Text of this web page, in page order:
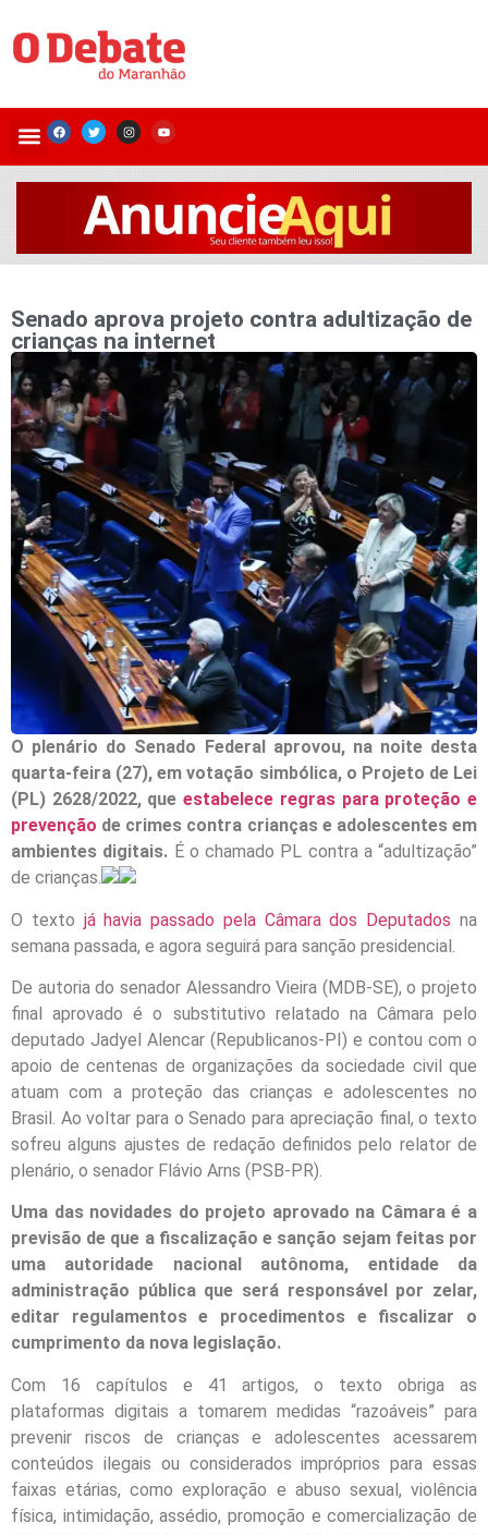
Senado aprova projeto contra adultização de
crianças na internet
O plenário do Senado Federal aprovou, na noite desta
quarta-feira (27), em votação simbólica, o Projeto de Lei
(PL) 2628/2022, queestabelece regras para proteção e
prevenção de crimes contra crianças e adolescentes em
ambientes digitais. É o chamado PL contra a “adultização”
de crianças.
O texto já havia passado pela Câmara dos Deputados na
semana passada, e agora seguirá para sanção presidencial.
De autoria do senador Alessandro Vieira (MDB-SE), o projeto
final aprovado é o substitutivo relatado na Câmara pelo
deputado Jadyel Alencar (Republicanos-PI) e contou com o
apoio de centenas de organizações da sociedade civil que
atuam com a proteção das crianças e adolescentes no
Brasil. Ao voltar para o Senado para apreciação final, o texto
sofreu alguns ajustes de redação definidos pelo relator de
plenário, o senador Flávio Arns (PSB-PR).
Uma das novidades do projeto aprovado na Câmara é a
previsão de que a fiscalização e sanção sejam feitas por
uma autoridade nacional autônoma, entidade da
administração pública que será responsável por zelar,
editar regulamentos e procedimentos e fiscalizar o
cumprimento da nova legislação.
Com 16 capítulos e 41 artigos, o texto obriga as
plataformas digitais a tomarem medidas “razoáveis” para
prevenir riscos de crianças e adolescentes acessarem
conteúdos ilegais ou considerados impróprios para essas
faixas etárias, como exploração e abuso sexual, violência
física, intimidação, assédio, promoção e comercialização de